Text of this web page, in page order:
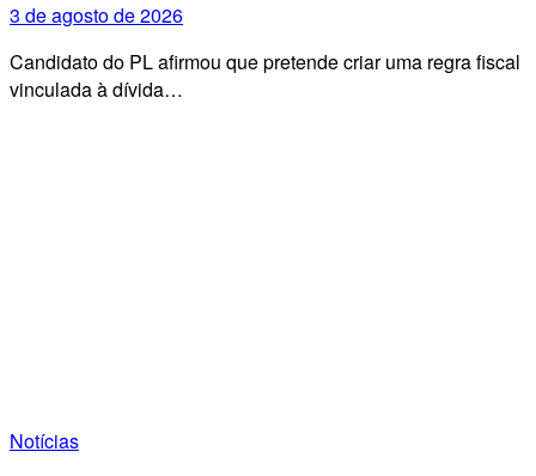
3 de agosto de 2026
Candidato do PL afirmou que pretende criar uma regra fiscal
vinculada à dívida…
Notícias